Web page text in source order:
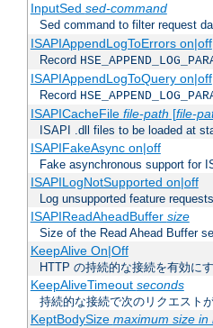
InputSed sed-command
Sed command to filter request
ISAPIAppendLogToErrors on|off
Record
ISAPIAppendLogToQuery on|off
Record
ISAPICacheFile file-path [file-
ISAPI .dll files to be loaded at
ISAPIFakeAsync on|off
Fake asynchronous support for
ISAPILogNotSupported on|off
Log unsupported feature
ISAPIReadAheadBuffer size
Size of the Read Ahead Buffer
KeepAlive On|Off
HTTP の持続的な接続を有効に
KeepAliveTimeout seconds
持続的な接続で次のリクエスト
KeptBodySize maximum size in